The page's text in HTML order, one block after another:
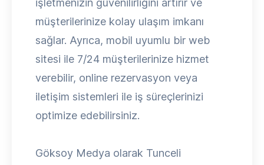
işletmenizin güvenilirliğini artırır ve
müşterilerinize kolay ulaşım imkanı
sağlar. Ayrıca, mobil uyumlu bir web
sitesi ile 7/24 müşterilerinize hizmet
verebilir, online rezervasyon veya
iletişim sistemleri ile iş süreçlerinizi
optimize edebilirsiniz.
Göksoy Medya olarak Tunceli